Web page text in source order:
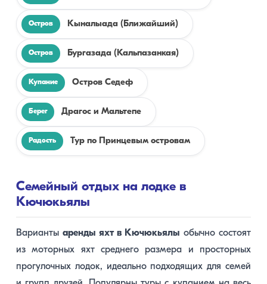
Остров Кыналыада (Ближайший)
Остров Бургазада (Кальпазанкая)
Купание Остров Седеф
Берег Драгос и Мальтепе
Радость Тур по Принцевым островам
Семейный отдых на лодке в
Кючюкьялы
Вариантыаренды яхт в Кючюкьялы обычно состоят
из моторных яхт среднего размера и просторных
прогулочных лодок, идеально подходящих для семей